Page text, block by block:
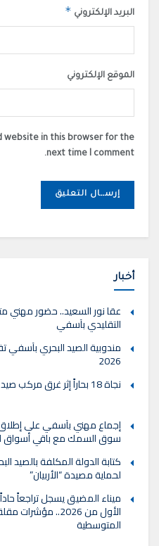
البريد الإلكتروني *
الموقع الإلكتروني
website in this browser for the
next time I comment.
أخبار
عقا نور السعيد.. حضور مهني
التقليدي بآسفي
مندوبية الصيد البحري بآسفي
2026
نجاة 18 بحاراً إثر غرق مركب صيد قبالة سواحل الداخلة
إجماع مهني بآسفي على إطلاق
سوق السمك مع باقي أسواق
كتابة الدولة المكلفة بالصيد
لحماية مصيدة “الأربيان”
ميناء المضيق يسجل تراجعاً
الأول من 2026..
المتوسطية